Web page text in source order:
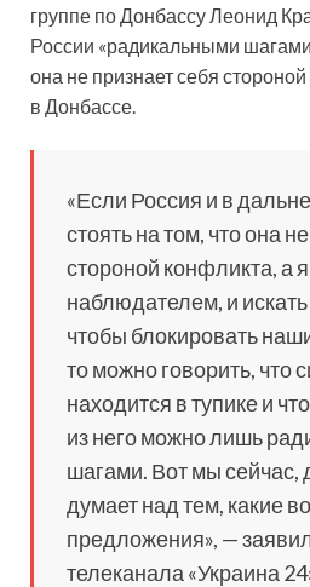
группе по Донбассу Леонид
России «радикальными
она не признает себя
в Донбассе.
«Если Россия и в
стоятьна том, что она
стороной конфликта, а
наблюдателем, и
чтобы блокировать
то можно говорить, что
находится в тупике и
из него можно лишь
шагами. Вот мы сейчас,
думает над тем, какие
предложения», —
телеканала «Украина